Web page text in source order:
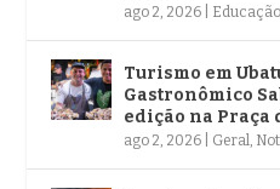
ago 2, 2026 Educação
Turismo em
Gastronômico
edição na Praça
ago 2, 2026 Geral